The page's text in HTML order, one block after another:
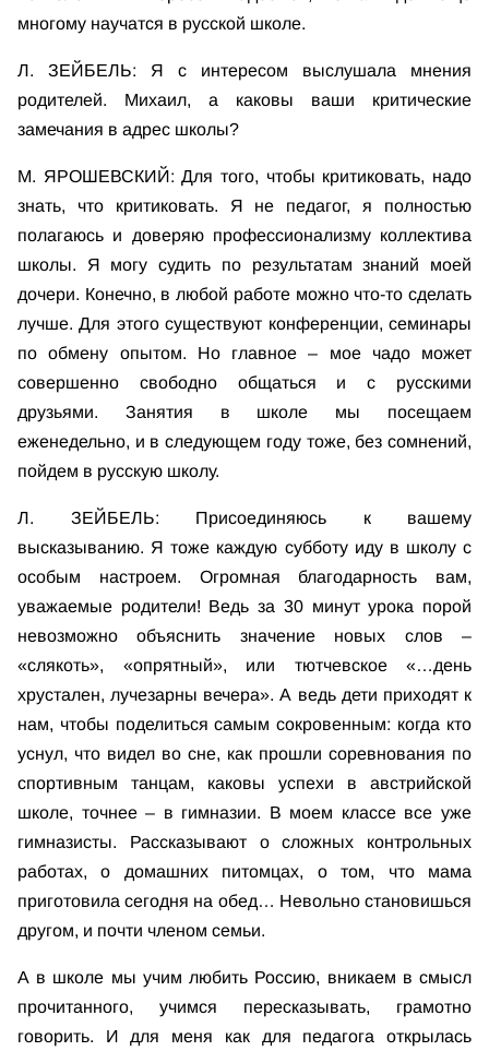
многому научатся в русской школе.
Л. ЗЕЙБЕЛЬ: Я с интересом выслушала мнения
родителей. Михаил, а каковы ваши критические
замечания в адрес школы?
М. ЯРОШЕВСКИЙ: Для того, чтобы критиковать, надо
знать, что критиковать. Я не педагог, я полностью
полагаюсь и доверяю профессионализму коллектива
школы. Я могу судить по результатам знаний моей
дочери. Конечно, в любой работе можно что-то сделать
лучше. Для этого существуют конференции, семинары
по обмену опытом. Но главное – мое чадо может
совершенно свободно общаться и с русскими
друзьями. Занятия в школе мы посещаем
еженедельно, и в следующем году тоже, без сомнений,
пойдем в русскую школу.
Л. ЗЕЙБЕЛЬ: Присоединяюсь к вашему
высказыванию. Я тоже каждую субботу иду в школу с
особым настроем. Огромная благодарность вам,
уважаемые родители! Ведь за 30 минут урока порой
невозможно объяснить значение новых слов –
«слякоть», «опрятный», или тютчевское «…день
хрустален, лучезарны вечера». А ведь дети приходят к
нам, чтобы поделиться самым сокровенным: когда кто
уснул, что видел во сне, как прошли соревнования по
спортивным танцам, каковы успехи в австрийской
школе, точнее – в гимназии. В моем классе все уже
гимназисты. Рассказывают о сложных контрольных
работах, о домашних питомцах, о том, что мама
приготовила сегодня на обед… Невольно становишься
другом, и почти членом семьи.
А в школе мы учим любить Россию, вникаем в смысл
прочитанного, учимся пересказывать, грамотно
говорить. И для меня как для педагога открылась